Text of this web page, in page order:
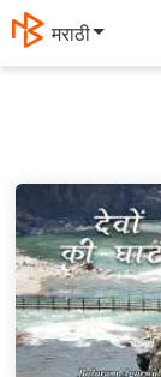
मराठी